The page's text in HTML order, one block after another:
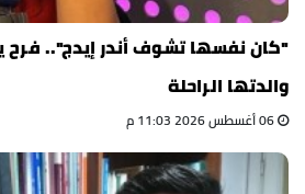
"كان نفسها تشوف أندر إيدج"..
والدتها الراحلة